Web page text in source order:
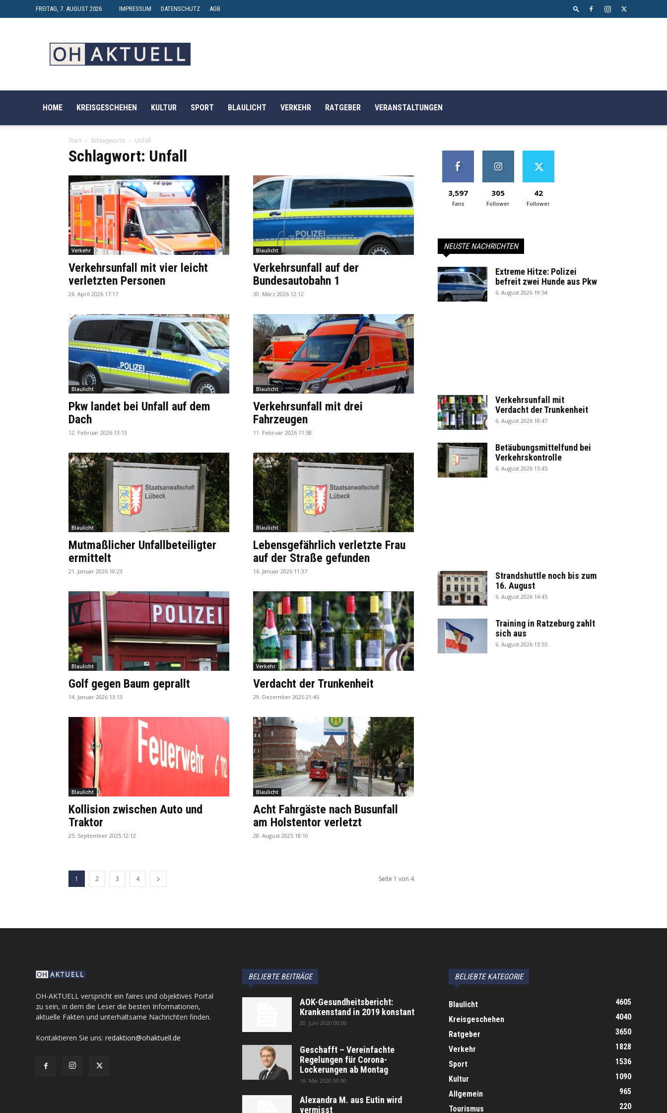
FREITAG, 7. AUGUST 2026 IMPRESSUM DATENSCHUTZ AGB
AKTUELL
HOME KREISGESCHEHEN KULTUR SPORT BLAULICHT VERKEHR RATGEBER VERANSTALTUNGEN
Start Schlagworte Unfall
Schlagwort: Unfall
Verkehr
Verkehrsunfall mit vier leicht
verletzten Personen
26. April 2026 17:17
Blaulicht
Verkehrsunfall auf der
Bundesautobahn 1
30. März 2026 12:12
Blaulicht
Pkw landet bei Unfall auf dem
Dach
12. Februar 2026 13:13
Blaulicht
Verkehrsunfall mit drei
Fahrzeugen
11. Februar 2026 11:58
Blaulicht
Mutmaßlicher Unfallbeteiligter
ermittelt
21. Januar 2026 10:23
Blaulicht
Lebensgefährlich verletzte Frau
auf der Straße gefunden
16. Januar 2026 11:37
Blaulicht
Golf gegen Baum geprallt
14. Januar 2026 13:13
Verkehr
Verdacht der Trunkenheit
29. Dezember 2025 21:45
Blaulicht
Kollision zwischen Auto und
Traktor
25. September 2025 12:12
Blaulicht
Acht Fahrgäste nach Busunfall
am Holstentor verletzt
28. August 2025 18:10
1 2 3 4 Seite 1 von 4
3,597
Fans
305
Follower
42
Follower
NEUSTE NACHRICHTEN
Extreme Hitze: Polizei
befreit zwei Hunde aus Pkw
6. August 2026 19:54
Verkehrsunfall mit
Verdacht der Trunkenheit
6. August 2026 18:47
Betäubungsmittelfund bei
Verkehrskontrolle
6. August 2026 15:45
Strandshuttle noch bis zum
16. August
6. August 2026 14:45
Training in Ratzeburg zahlt
sich aus
6. August 2026 13:55
OH-AKTUELL verspricht ein faires und objektives Portal
zu sein, in dem die Leser die besten Informationen,
aktuelle Fakten und unterhaltsame Nachrichten finden.
Kontaktieren Sie uns: redaktion@ohaktuell.de
BELIEBTE BEITRÄGE
AOK-Gesundheitsbericht:
Krankenstand in 2019 konstant
20. Juni 2020 00:00
Geschafft – Vereinfachte
Regelungen für Corona-
Lockerungen ab Montag
16. Mai 2020 00:00
Alexandra M. aus Eutin wird
vermisst
BELIEBTE KATEGORIE
Blaulicht
4605
Kreisgeschehen
4040
Ratgeber
3650
Verkehr
1828
Sport
1536
Kultur
1090
Allgemein
965
Tourismus
220